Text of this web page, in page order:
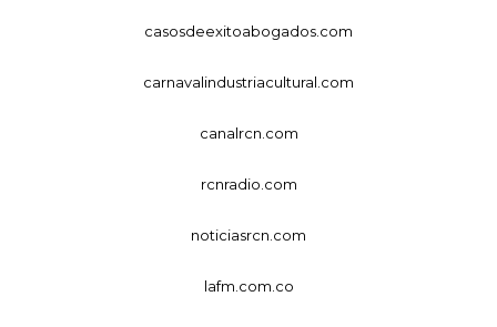
casosdeexitoabogados.com
carnavalindustriacultural.com
canalrcn.com
rcnradio.com
noticiasrcn.com
lafm.com.co